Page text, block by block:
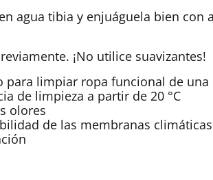
agua tibia y enjuáguela bien con
¡No utilice suavizantes!
para limpiar ropa funcional de una
de limpieza a partir de 20 °C
olores
de las membranas climáticas